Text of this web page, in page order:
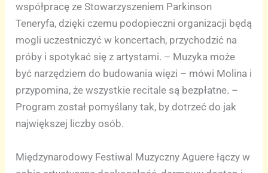
współpracę ze Stowarzyszeniem Parkinson
Teneryfa, dzięki czemu podopieczni organizacji będą
mogli uczestniczyć w koncertach, przychodzić na
próby i spotykać się z artystami. – Muzyka może
być narzędziem do budowania więzi – mówi Molina i
przypomina, że wszystkie recitale są bezpłatne. –
Program został pomyślany tak, by dotrzeć do jak
największej liczby osób.
Międzynarodowy Festiwal Muzyczny Aguere łączy w